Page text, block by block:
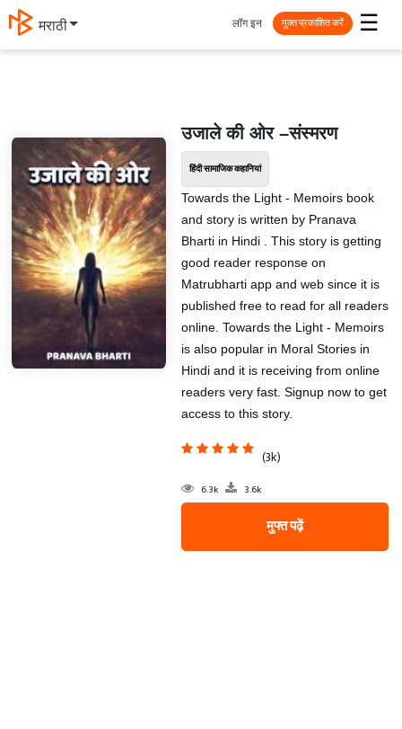
मराठी ☰
लॉग इन मुक्त प्रकाशित करें
उजाले की ओर –संस्मरण
हिंदी सामाजिक कहानियां
Towards the Light - Memoirs book
and story is written by Pranava
Bharti in Hindi . This story is getting
good reader response on
Matrubharti app and web since it is
published free to read for all readers
online. Towards the Light - Memoirs
is also popular in Moral Stories in
Hindi and it is receiving from online
readers very fast. Signup now to get
access to this story.
(3k)
6.3k 3.6k
मुफ्त पढ़ें